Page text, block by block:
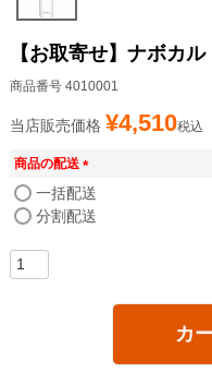
【お取寄せ】ナボカ
商品番号 4010001
当店販売価格 ¥4,510税込
商品の配送
(
必
須
一括配送
分割配送
カ